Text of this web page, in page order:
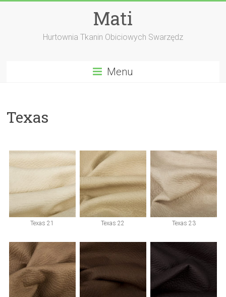
Mati
Hurtownia Tkanin Obiciowych Swarzędz
Menu
Texas
Texas 21 Texas 22 Texas 23